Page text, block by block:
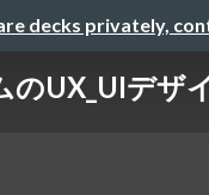
decks privately,
のUX_UIデザ